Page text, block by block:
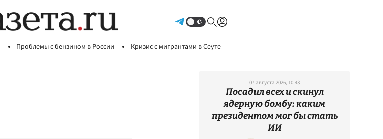
Проблемы с бензином в России Кризис с мигрантами в Сеуте
07 августа 2026, 10:43
Посадил всех и скинул
ядерную бомбу: каким
президентом мог бы стать
ИИ